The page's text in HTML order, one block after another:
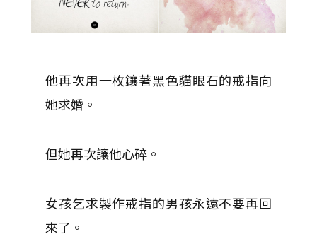
他再次用一枚鑲著黑色貓眼石的戒指向
她求婚。
但她再次讓他心碎。
女孩乞求製作戒指的男孩永遠不要再回
來了。